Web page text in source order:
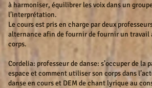
à harmoniser, équilibrer les voix dans un
l’interprétation.
Le cours est pris en charge par deux
alternance afin de fournir de fournir un travail
corps.
Cordelia: professeur de danse: s’occuper de la
espace et comment utiliser son corps dans
danse en cours et DEM de chant lyrique au